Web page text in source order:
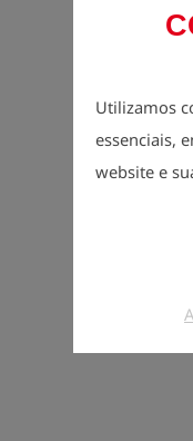
Utilizamos
essenciais,
website e